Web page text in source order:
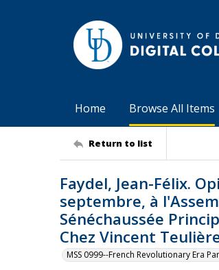
Home Browse All Items
Return to list
Faydel, Jean-Félix.
septembre, à
Sénéchaussée
Chez Vincent
MSS 0999--French Revolutionary Era